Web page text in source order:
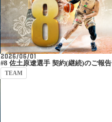
2026/06/01
#8 佐土原遼選手 契約(継続)のご報告
TEAM